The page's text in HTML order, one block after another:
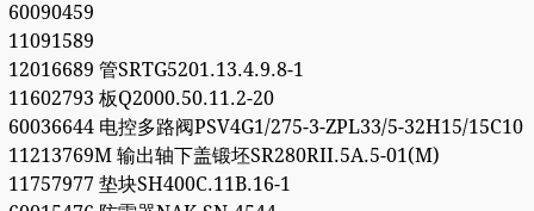
60090459
11091589
12016689 管SRTG5201.13.4.9.8-1
11602793 板Q2000.50.11.2-20
60036644 电控多路阀PSV4G1/275-3-ZPL33/5-32H15/15C10
11213769M 输出轴下盖锻坯SR280RII.5A.5-01(M)
11757977 垫块SH400C.11B.16-1